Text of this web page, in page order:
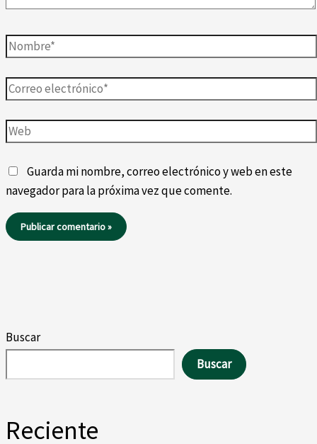
Nombre*
Correo
electrónico*
Web
Guarda mi nombre, correo electrónico y web en este
navegador para la próxima vez que comente.
Buscar
Buscar
Reciente